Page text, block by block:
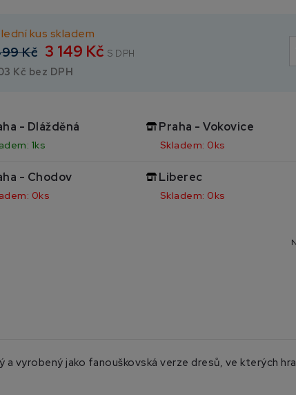
kus skladem
Kč 3 149 Kč S DPH
Kč bez DPH
- Dlážděná
1ks
Praha - Vokovice
Skladem: 0ks
- Chodov
0ks
Liberec
Skladem: 0ks
vyrobený jako fanouškovská verze dresů, ve kterých